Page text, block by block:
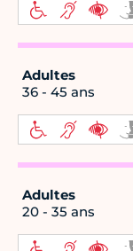
Adultes
36 - 45 ans
Adultes
20 - 35 ans